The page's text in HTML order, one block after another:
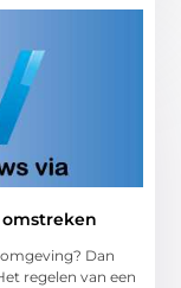
Dan
regelen van een